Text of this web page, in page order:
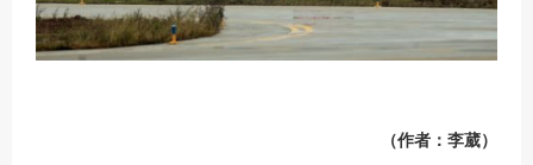
（作者：李葳）